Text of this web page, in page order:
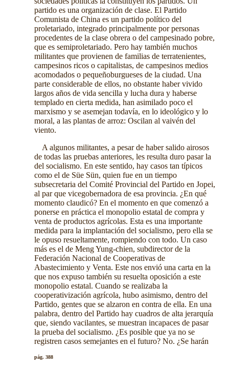
partido es una organización de clase. El Partido
Comunista de China es un partido político del
proletariado, integrado principalmente por personas
procedentes de la clase obrera o del campesinado pobre,
que es semiproletariado. Pero hay también muchos
militantes que provienen de familias de terratenientes,
campesinos ricos o capitalistas, de campesinos medios
acomodados o pequeñoburgueses de la ciudad. Una
parte considerable de ellos, no obstante haber vivido
largos años de vida sencilla y lucha dura y haberse
templado en cierta medida, han asimilado poco el
marxismo y se asemejan todavía, en lo ideológico y lo
moral, a las plantas de arroz: Oscilan al vaivén del
viento.
A algunos militantes, a pesar de haber salido airosos
de todas las pruebas anteriores, les resulta duro pasar la
del socialismo. En este sentido, hay casos tan típicos
como el de Süe Sün, quien fue en un tiempo
subsecretaria del Comité Provincial del Partido en Jopei,
al par que vicegobernadora de esa provincia. ¿En qué
momento claudicó? En el momento en que comenzó a
ponerse en práctica el monopolio estatal de compra y
venta de productos agrícolas. Esta es una importante
medida para la implantación del socialismo, pero ella se
le opuso resueltamente, rompiendo con todo. Un caso
más es el de Meng Yung-chien, subdirector de la
Federación Nacional de Cooperativas de
Abastecimiento y Venta. Este nos envió una carta en la
que nos expuso también su resuelta oposición a este
monopolio estatal. Cuando se realizaba la
cooperativización agrícola, hubo asimismo, dentro del
Partido, gentes que se alzaron en contra de ella. En una
palabra, dentro del Partido hay cuadros de alta jerarquía
que, siendo vacilantes, se muestran incapaces de pasar
la prueba del socialismo. ¿Es posible que ya no se
registren casos semejantes en el futuro? No. ¿Se harán
pág. 388